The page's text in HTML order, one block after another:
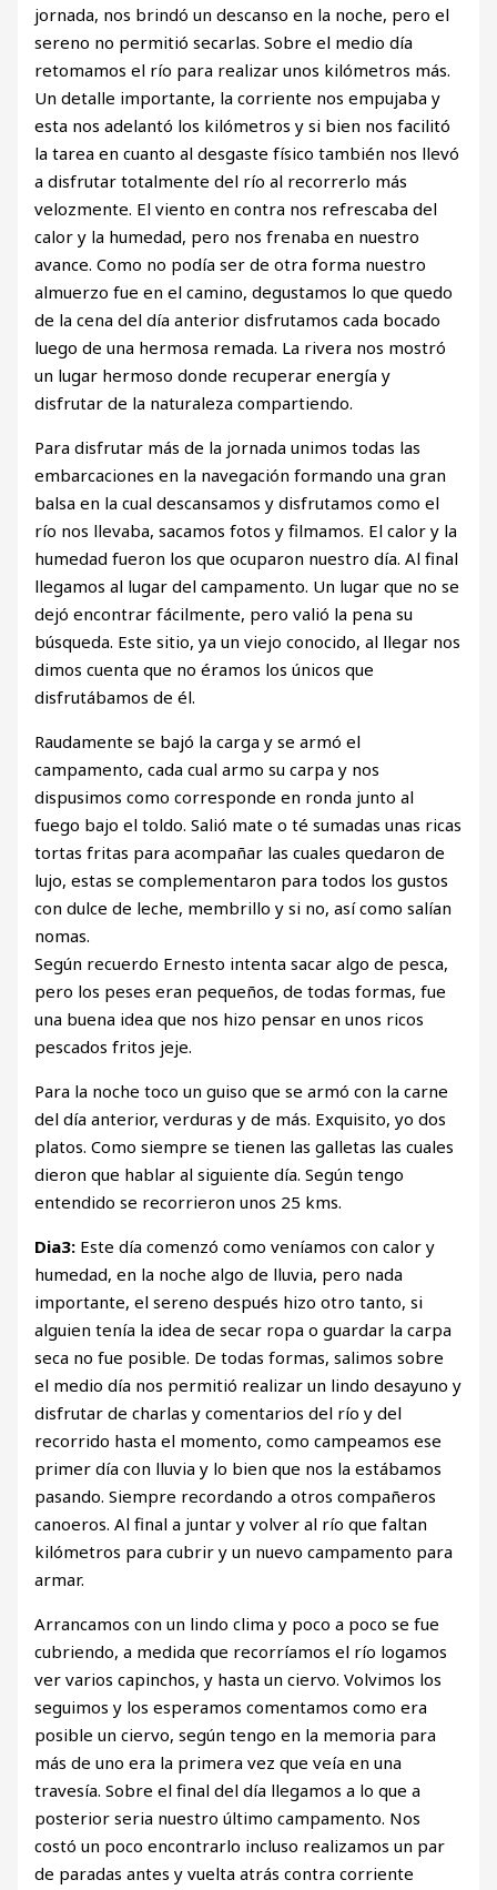
jornada, nos brindó un descanso en la noche, pero el
sereno no permitió secarlas. Sobre el medio día
retomamos el río para realizar unos kilómetros más.
Un detalle importante, la corriente nos empujaba y
esta nos adelantó los kilómetros y si bien nos facilitó
la tarea en cuanto al desgaste físico también nos llevó
a disfrutar totalmente del río al recorrerlo más
velozmente. El viento en contra nos refrescaba del
calor y la humedad, pero nos frenaba en nuestro
avance. Como no podía ser de otra forma nuestro
almuerzo fue en el camino, degustamos lo que quedo
de la cena del día anterior disfrutamos cada bocado
luego de una hermosa remada. La rivera nos mostró
un lugar hermoso donde recuperar energía y
disfrutar de la naturaleza compartiendo.
Para disfrutar más de la jornada unimos todas las
embarcaciones en la navegación formando una gran
balsa en la cual descansamos y disfrutamos como el
río nos llevaba, sacamos fotos y filmamos. El calor y la
humedad fueron los que ocuparon nuestro día. Al final
llegamos al lugar del campamento. Un lugar que no se
dejó encontrar fácilmente, pero valió la pena su
búsqueda. Este sitio, ya un viejo conocido, al llegar nos
dimos cuenta que no éramos los únicos que
disfrutábamos de él.
Raudamente se bajó la carga y se armó el
campamento, cada cual armo su carpa y nos
dispusimos como corresponde en ronda junto al
fuego bajo el toldo. Salió mate o té sumadas unas ricas
tortas fritas para acompañar las cuales quedaron de
lujo, estas se complementaron para todos los gustos
con dulce de leche, membrillo y si no, así como salían
nomas.
Según recuerdo Ernesto intenta sacar algo de pesca,
pero los peses eran pequeños, de todas formas, fue
una buena idea que nos hizo pensar en unos ricos
pescados fritos jeje.
Para la noche toco un guiso que se armó con la carne
del día anterior, verduras y de más. Exquisito, yo dos
platos. Como siempre se tienen las galletas las cuales
dieron que hablar al siguiente día. Según tengo
entendido se recorrieron unos 25 kms.
Dia3: Este día comenzó como veníamos con calor y
humedad, en la noche algo de lluvia, pero nada
importante, el sereno después hizo otro tanto, si
alguien tenía la idea de secar ropa o guardar la carpa
seca no fue posible. De todas formas, salimos sobre
el medio día nos permitió realizar un lindo desayuno y
disfrutar de charlas y comentarios del río y del
recorrido hasta el momento, como campeamos ese
primer día con lluvia y lo bien que nos la estábamos
pasando. Siempre recordando a otros compañeros
canoeros. Al final a juntar y volver al río que faltan
kilómetros para cubrir y un nuevo campamento para
armar.
Arrancamos con un lindo clima y poco a poco se fue
cubriendo, a medida que recorríamos el río logamos
ver varios capinchos, y hasta un ciervo. Volvimos los
seguimos y los esperamos comentamos como era
posible un ciervo, según tengo en la memoria para
más de uno era la primera vez que veía en una
travesía. Sobre el final del día llegamos a lo que a
posterior seria nuestro último campamento. Nos
costó un poco encontrarlo incluso realizamos un par
de paradas antes y vuelta atrás contra corriente